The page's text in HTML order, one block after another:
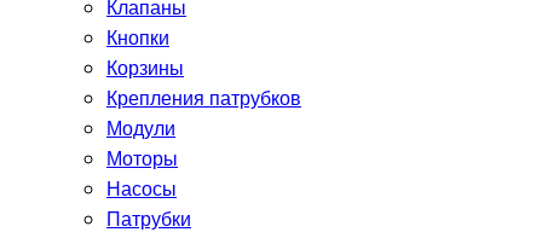
Клапаны
Кнопки
Корзины
Крепления патрубков
Модули
Моторы
Насосы
Патрубки